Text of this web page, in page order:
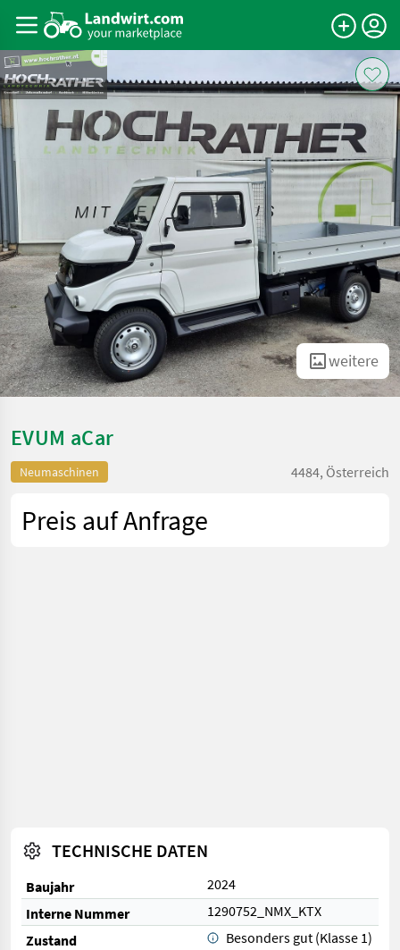
weitere
EVUM aCar
Neumaschinen 4484, Österreich
Preis auf Anfrage
TECHNISCHE DATEN
Baujahr
2024
Interne Nummer
1290752_NMX_KTX
Zustand
Besonders gut (Klasse 1)